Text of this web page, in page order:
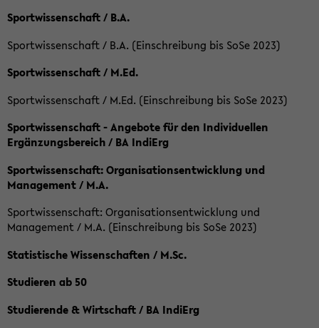
Sportwissenschaft / B.A.
Sportwissenschaft / B.A. (Einschreibung bis SoSe 2023)
Sportwissenschaft / M.Ed.
Sportwissenschaft / M.Ed. (Einschreibung bis SoSe 2023)
Sportwissenschaft - Angebote für den Individuellen
Ergänzungsbereich / BA IndiErg
Sportwissenschaft: Organisationsentwicklung und
Management / M.A.
Sportwissenschaft: Organisationsentwicklung und
Management / M.A. (Einschreibung bis SoSe 2023)
Statistische Wissenschaften / M.Sc.
Studieren ab 50
Studierende & Wirtschaft / BA IndiErg